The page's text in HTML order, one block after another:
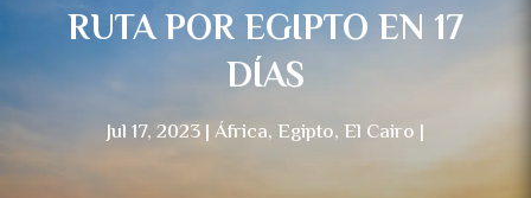
RUTA POR EGIPTO EN 17
DÍAS
Jul 17, 2023 África, Egipto, El Cairo